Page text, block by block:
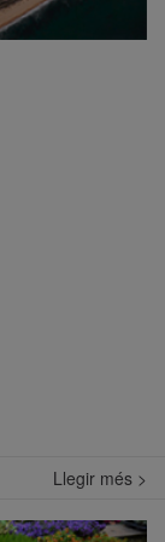
i Planta
desigual
Llegir més >